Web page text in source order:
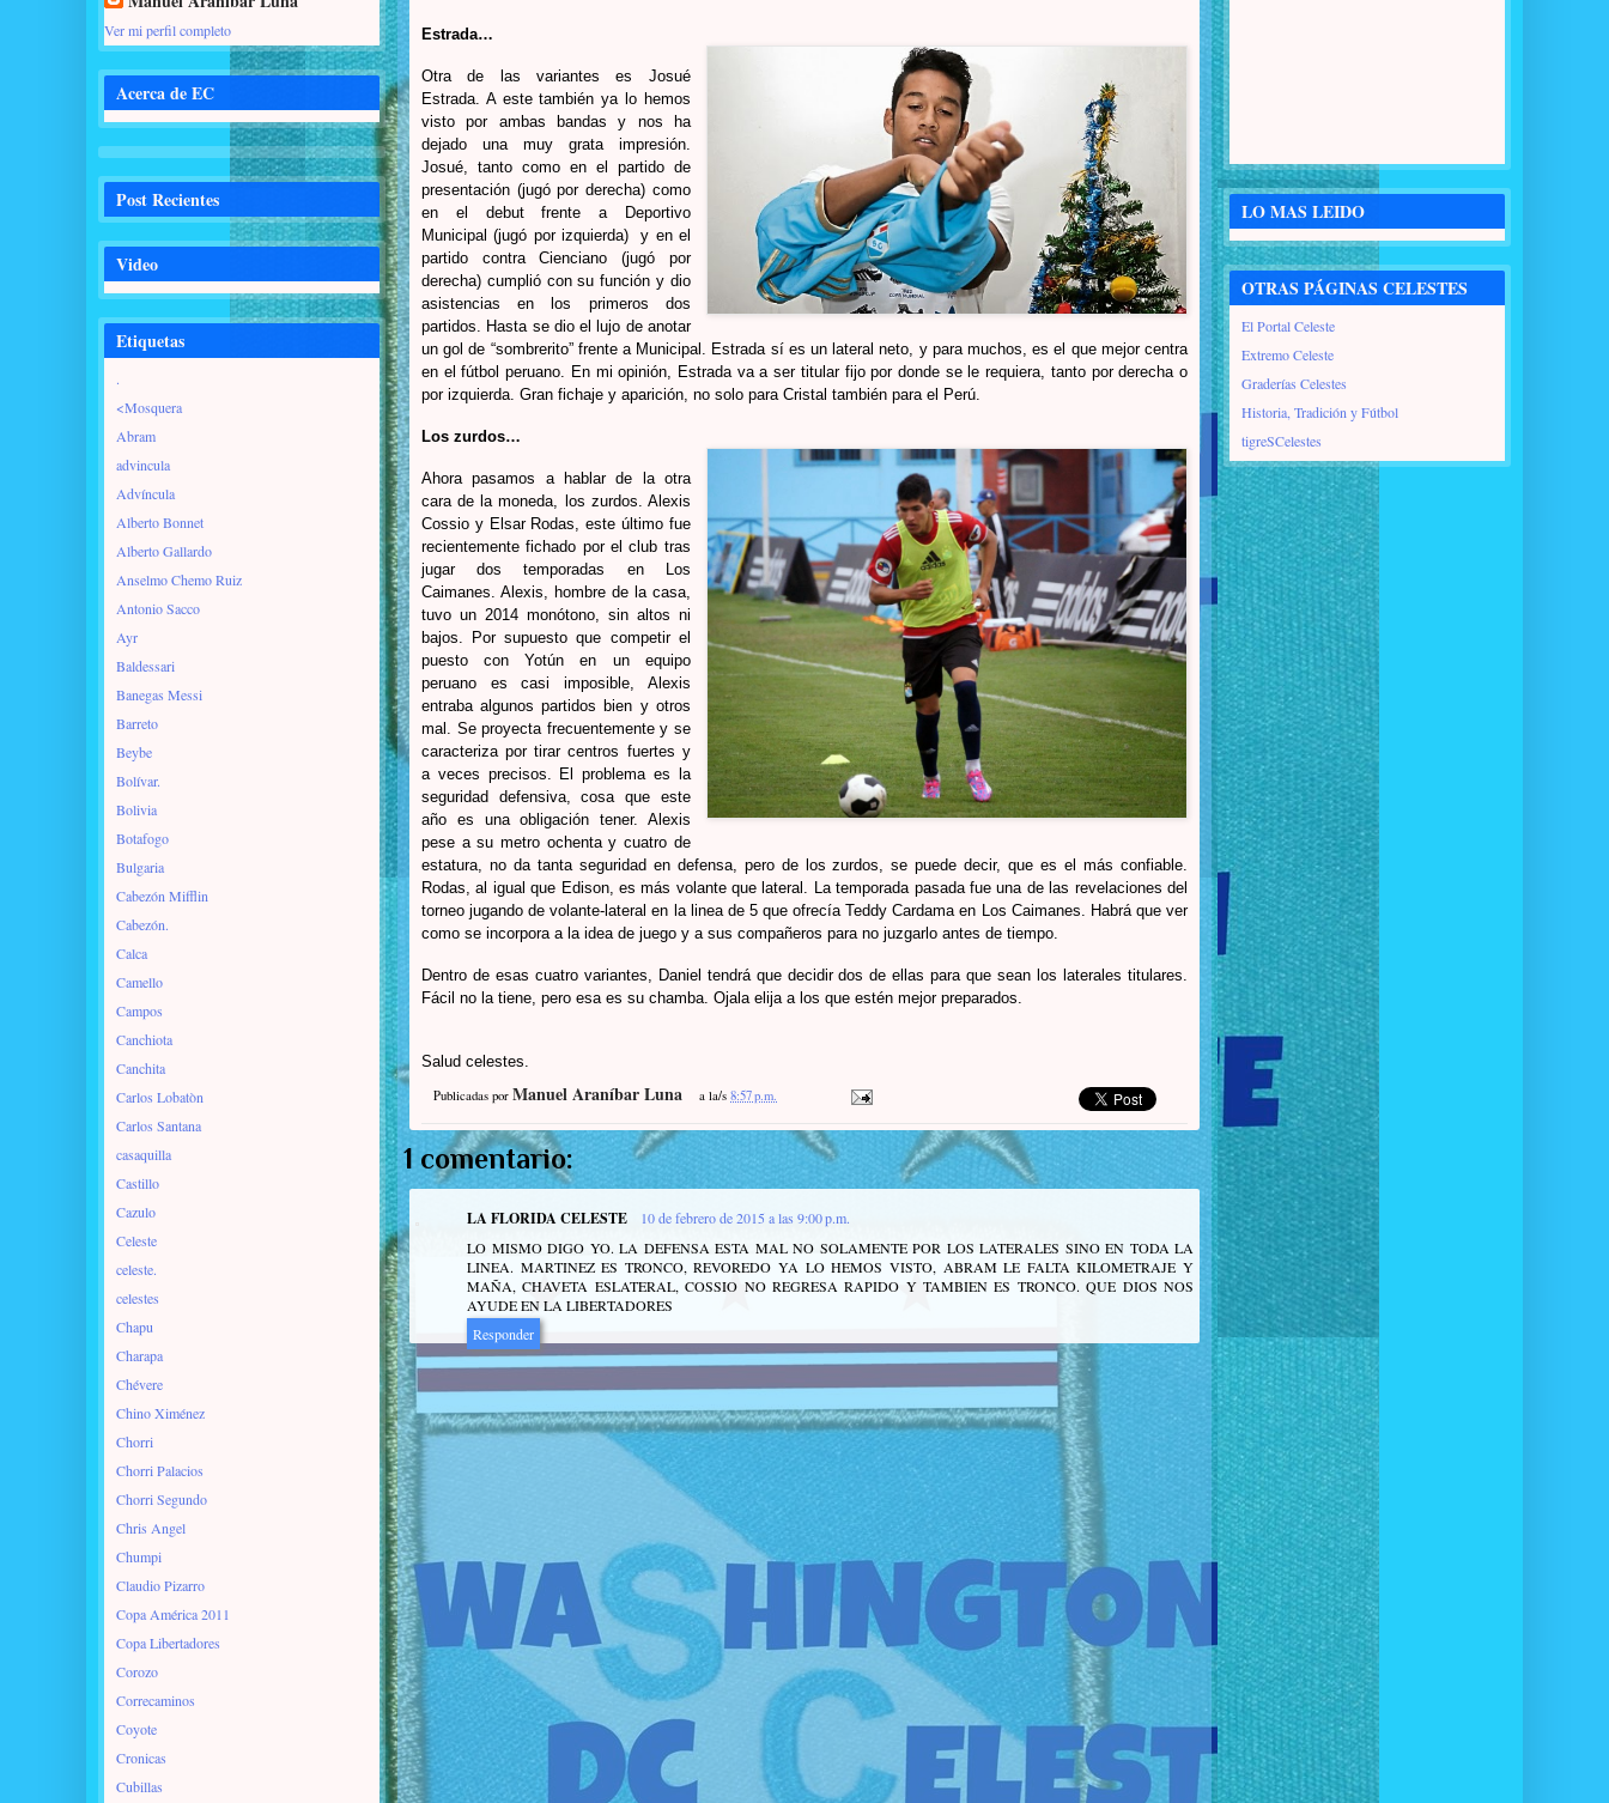
Estrada…
Otra de las variantes es Josué
Estrada. A este también ya lo hemos
visto por ambas bandas y nos ha
dejado una muy grata impresión.
Josué, tanto como en el partido de
presentación (jugó por derecha) como
en el debut frente a Deportivo
Municipal (jugó por izquierda) y en el
partido contra Cienciano (jugó por
derecha) cumplió con su función y dio
asistencias en los primeros dos
partidos. Hasta se dio el lujo de anotar
un gol de “sombrerito” frente a Municipal. Estrada sí es un lateral neto, y para muchos, es el que mejor centra
en el fútbol peruano. En mi opinión, Estrada va a ser titular fijo por donde se le requiera, tanto por derecha o
por izquierda. Gran fichaje y aparición, no solo para Cristal también para el Perú.
Los zurdos…
Ahora pasamos a hablar de la otra
cara de la moneda, los zurdos. Alexis
Cossio y Elsar Rodas, este último fue
recientemente fichado por el club tras
jugar dos temporadas en Los
Caimanes. Alexis, hombre de la casa,
tuvo un 2014 monótono, sin altos ni
bajos. Por supuesto que competir el
puesto con Yotún en un equipo
peruano es casi imposible, Alexis
entraba algunos partidos bien y otros
mal. Se proyecta frecuentemente y se
caracteriza por tirar centros fuertes y
a veces precisos. El problema es la
seguridad defensiva, cosa que este
año es una obligación tener. Alexis
pese a su metro ochenta y cuatro de
estatura, no da tanta seguridad en defensa, pero de los zurdos, se puede decir, que es el más confiable.
Rodas, al igual que Edison, es más volante que lateral. La temporada pasada fue una de las revelaciones del
torneo jugando de volante-lateral en la linea de 5 que ofrecía Teddy Cardama en Los Caimanes. Habrá que ver
como se incorpora a la idea de juego y a sus compañeros para no juzgarlo antes de tiempo.
Dentro de esas cuatro variantes, Daniel tendrá que decidir dos de ellas para que sean los laterales titulares.
Fácil no la tiene, pero esa es su chamba. Ojala elija a los que estén mejor preparados.
Salud celestes.
Publicadas por Manuel Araníbar Luna a la/s 8:57 p.m.
1 comentario:
LA FLORIDA CELESTE
10 de febrero de 2015 a las 9:00 p.m.
LO MISMO DIGO YO. LA DEFENSA ESTA MAL NO SOLAMENTE POR LOS LATERALES SINO EN TODA LA
LINEA. MARTINEZ ES TRONCO, REVOREDO YA LO HEMOS VISTO, ABRAM LE FALTA KILOMETRAJE Y
MAÑA, CHAVETA ESLATERAL, COSSIO NO REGRESA RAPIDO Y TAMBIEN ES TRONCO. QUE DIOS NOS
AYUDE EN LA LIBERTADORES
Responder
Ver mi perfil completo
Acerca de EC
Post Recientes
Video
Etiquetas
.
<Mosquera
Abram
advincula
Advíncula
Alberto Bonnet
Alberto Gallardo
Anselmo Chemo Ruiz
Antonio Sacco
Ayr
Baldessari
Banegas Messi
Barreto
Beybe
Bolívar.
Bolivia
Botafogo
Bulgaria
Cabezón Mifflin
Cabezón.
Calca
Camello
Campos
Canchiota
Canchita
Carlos Lobatòn
Carlos Santana
casaquilla
Castillo
Cazulo
Celeste
celeste.
celestes
Chapu
Charapa
Chévere
Chino Ximénez
Chorri
Chorri Palacios
Chorri Segundo
Chris Angel
Chumpi
Claudio Pizarro
Copa América 2011
Copa Libertadores
Corozo
Correcaminos
Coyote
Cronicas
Cubillas
LO MAS LEIDO
OTRAS PÁGINAS CELESTES
El Portal Celeste
Extremo Celeste
Graderías Celestes
Historia, Tradición y Fútbol
tigreSCelestes